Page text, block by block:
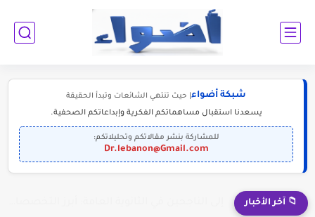
شبكة أضواء | حيث تنتهي الشائعات وتبدأ الحقيقة
يسعدنا استقبال مساهماتكم الفكرية وإبداعاتكم الصحفية.
للمشاركة بنشر مقالاتكم وتحليلاتكم:
Dr.lebanon@Gmail.com
📁 آخر الأخبار